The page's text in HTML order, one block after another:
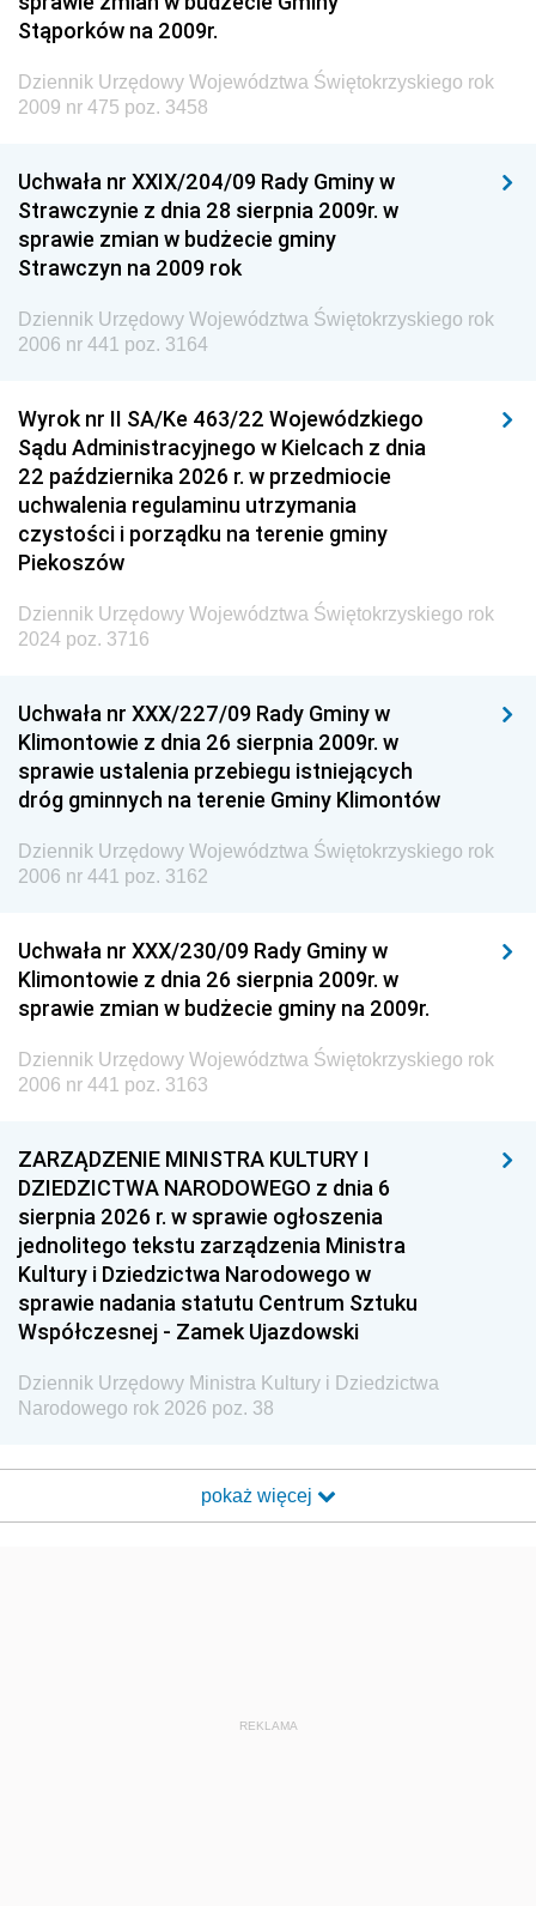
Dziennik Urzędowy Ministra Środowiska
Dziennik Urzędowy Ministra Edukacji
Dziennik Urzędowy Ministra Przemysłu
Dziennik Urzędowy Ministra Finansów i Gospodarki
Dziennik Urzędowy Ministra do Spraw Unii
Dziennik Urzędowy Agencji Wywiadu
Stąporków na 2009r.
Dziennik Urzędowy Województwa Świętokrzyskiego rok
2009 nr 475 poz. 3458
Uchwała nr XXIX/204/09 Rady Gminy w
Strawczynie z dnia 28 sierpnia 2009r. w
sprawie zmian w budżecie gminy
Strawczyn na 2009 rok
Dziennik Urzędowy Województwa Świętokrzyskiego rok
2006 nr 441 poz. 3164
Wyrok nr II SA/Ke 463/22 Wojewódzkiego
Sądu Administracyjnego w Kielcach z dnia
22 października 2026 r. w przedmiocie
uchwalenia regulaminu utrzymania
czystości i porządku na terenie gminy
Piekoszów
Dziennik Urzędowy Województwa Świętokrzyskiego rok
2024 poz. 3716
Uchwała nr XXX/227/09 Rady Gminy w
Klimontowie z dnia 26 sierpnia 2009r. w
sprawie ustalenia przebiegu istniejących
dróg gminnych na terenie Gminy Klimontów
Dziennik Urzędowy Województwa Świętokrzyskiego rok
2006 nr 441 poz. 3162
Uchwała nr XXX/230/09 Rady Gminy w
Klimontowie z dnia 26 sierpnia 2009r. w
sprawie zmian w budżecie gminy na 2009r.
Dziennik Urzędowy Województwa Świętokrzyskiego rok
2006 nr 441 poz. 3163
ZARZĄDZENIE MINISTRA KULTURY I
DZIEDZICTWA NARODOWEGO z dnia 6
sierpnia 2026 r. w sprawie ogłoszenia
jednolitego tekstu zarządzenia Ministra
Kultury i Dziedzictwa Narodowego w
sprawie nadania statutu Centrum Sztuku
Współczesnej - Zamek Ujazdowski
Dziennik Urzędowy Ministra Kultury i Dziedzictwa
Narodowego rok 2026 poz. 38
pokaż więcej
REKLAMA